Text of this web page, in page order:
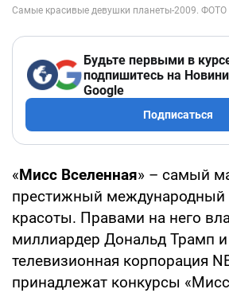
Будьте первыми в
подпишитесь на
Google
Подписаться
«Мисс Вселенная» – самый
престижный международный
красоты. Правами на него
миллиардер Дональд Трамп
телевизионная корпорация
принадлежат конкурсы